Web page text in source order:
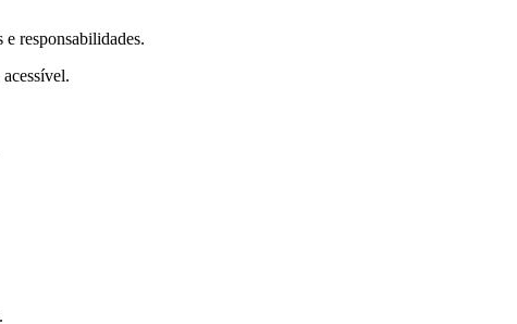
responsabilidades.